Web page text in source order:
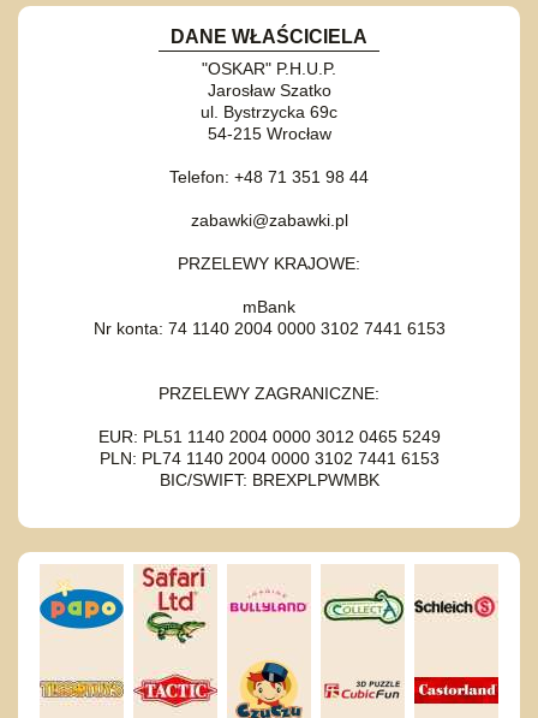
DANE WŁAŚCICIELA
"OSKAR" P.H.U.P.
Jarosław Szatko
ul. Bystrzycka 69c
54-215 Wrocław
Telefon: +48 71 351 98 44
zabawki@zabawki.pl
PRZELEWY KRAJOWE:
mBank
Nr konta: 74 1140 2004 0000 3102 7441 6153
PRZELEWY ZAGRANICZNE:
EUR: PL51 1140 2004 0000 3012 0465 5249
PLN: PL74 1140 2004 0000 3102 7441 6153
BIC/SWIFT: BREXPLPWMBK